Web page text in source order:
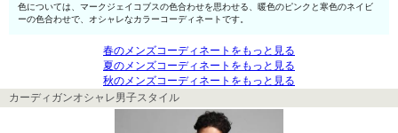
色については、マークジェイコブスの色合わせを思わせる、暖色のピンクと寒色のネイビ
ーの色合わせで、オシャレなカラーコーディネートです。
春のメンズコーディネートをもっと見る
夏のメンズコーディネートをもっと見る
秋のメンズコーディネートをもっと見る
カーディガンオシャレ男子スタイル